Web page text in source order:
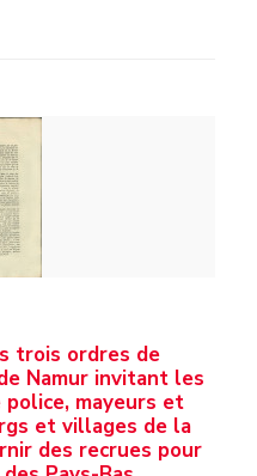
trois ordres de
Namur invitant les
mayeurs et
et villages de la
des recrues pour